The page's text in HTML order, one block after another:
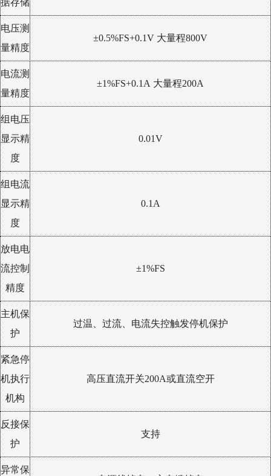
据存储
电压测
量精度
±0.5%FS+0.1V 大量程800V
电流测
量精度
±1%FS+0.1A 大量程200A
组电压
显示精
度
0.01V
组电流
显示精
度
0.1A
放电电
流控制
精度
±1%FS
主机保
护
过温、过流、电流失控触发停机保护
紧急停
机执行
机构
高压直流开关200A或直流空开
反接保
护
支持
异常保